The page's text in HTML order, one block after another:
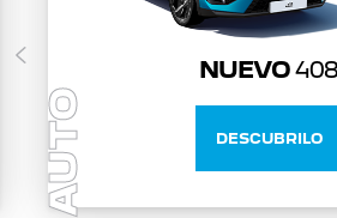
AUTO
NUEVO408
DESCUBRILO